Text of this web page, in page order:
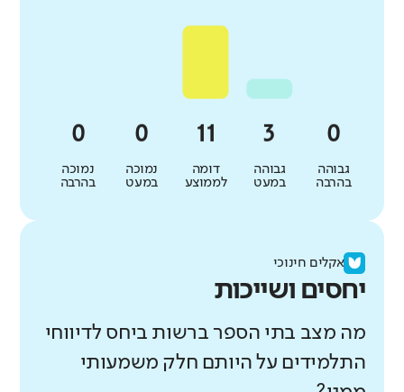
גבוהה
בהרבה
גבוהה
במעט
דומה
לממוצע
נמוכה
במעט
נמוכה
בהרבה
אקלים חינוכי
יחסים ושייכות
מה מצב בתי הספר ברשות ביחס לדיווחי
התלמידים על היותם חלק משמעותי